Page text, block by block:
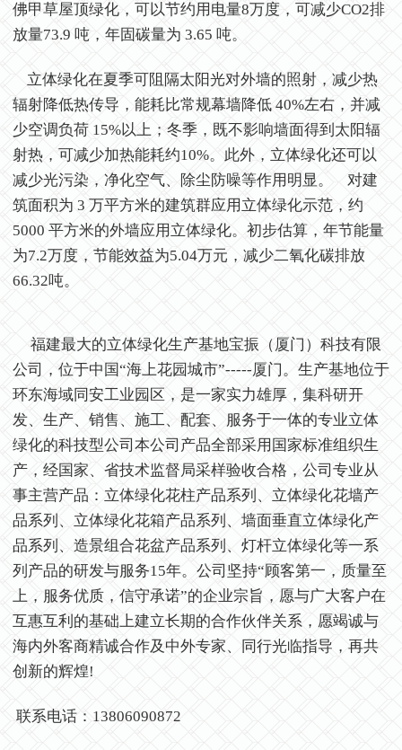
佛甲草屋顶绿化，可以节约用电量8万度，可减少CO2排
放量73.9 吨，年固碳量为 3.65 吨。
立体绿化在夏季可阻隔太阳光对外墙的照射，减少热
辐射降低热传导，能耗比常规幕墙降低 40%左右，并减
少空调负荷 15%以上；冬季，既不影响墙面得到太阳辐
射热，可减少加热能耗约10%。此外，立体绿化还可以
减少光污染，净化空气、除尘防噪等作用明显。
对建
筑面积为 3 万平方米的建筑群应用立体绿化示范，约
5000 平方米的外墙应用立体绿化。初步估算，年节能量
为7.2万度，节能效益为5.04万元，减少二氧化碳排放
66.32吨。
福建最大的立体绿化生产基地宝振（厦门）科技有限
公司，位于中国“海上花园城市”-----厦门。生产基地位于
环东海域同安工业园区，是一家实力雄厚，集科研开
发、生产、销售、施工、配套、服务于一体的专业立体
绿化的科技型公司本公司产品全部采用国家标准组织生
产，经国家、省技术监督局采样验收合格，公司专业从
事主营产品：立体绿化花柱产品系列、立体绿化花墙产
品系列、立体绿化花箱产品系列、墙面垂直立体绿化产
品系列、造景组合花盆产品系列、灯杆立体绿化等一系
列产品的研发与服务15年。公司坚持“顾客第一，质量至
上，服务优质，信守承诺”的企业宗旨，愿与广大客户在
互惠互利的基础上建立长期的合作伙伴关系，愿竭诚与
海内外客商精诚合作及中外专家、同行光临指导，再共
创新的辉煌!
联系电话：13806090872